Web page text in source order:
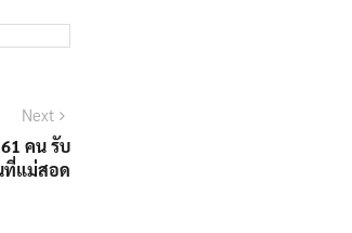
Next
post:
คน รับ
ที่แม่สอด